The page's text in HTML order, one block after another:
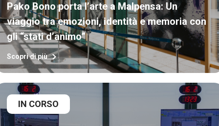
Pako Bono porta l’arte a Malpensa: Un
viaggio tra emozioni, identità e memoria con
gli “stati d’animo”
Scopri di più
IN CORSO